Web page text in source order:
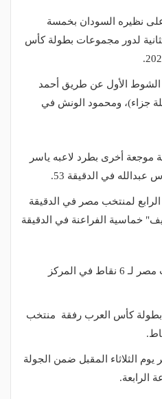
نظيره السودان بخمسة
لدور مجموعات بطولة كأس
الأول عن طريق أحمد
جزاء)، ومحمود الونش في
أخرى بطرد لاعبه ياسر
لمنتخب مصر في الدقيقة
خماسية الفراعنة في الدقيقة
وبهذا الفوز ارتفع رصيد منتخب مصر لـ 6 نقاط في المركز
بطولة كأس العرب رفقة منتخب
يوم الثلاثاء المقبل ضمن الجولة
الرابعة.